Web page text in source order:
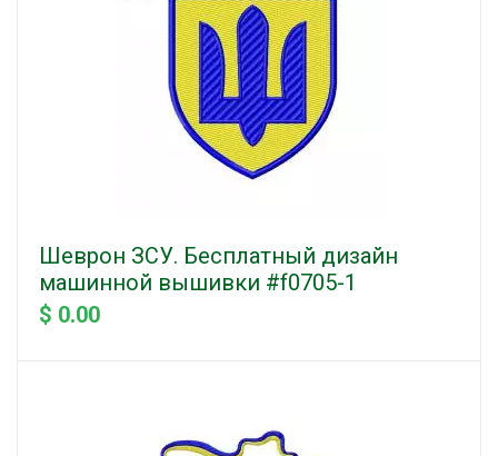
Шеврон ЗСУ. Бесплатный дизайн
машинной вышивки #f0705-1
$ 0.00